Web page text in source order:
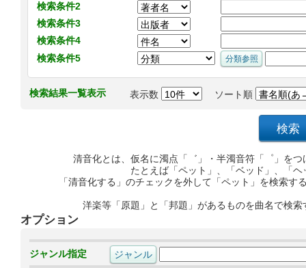
検索条件2
検索条件3
検索条件4
検索条件5
検索結果一覧表示 表示数 ソート順
清音化とは、仮名に濁点「゛」・半濁音符「゜」を
たとえば「ペット」、「ベッド」、「
「清音化する」のチェックを外して「ペット」を検索
洋楽等「原題」と「邦題」があるものを曲名で検
オプション
ジャンル指定